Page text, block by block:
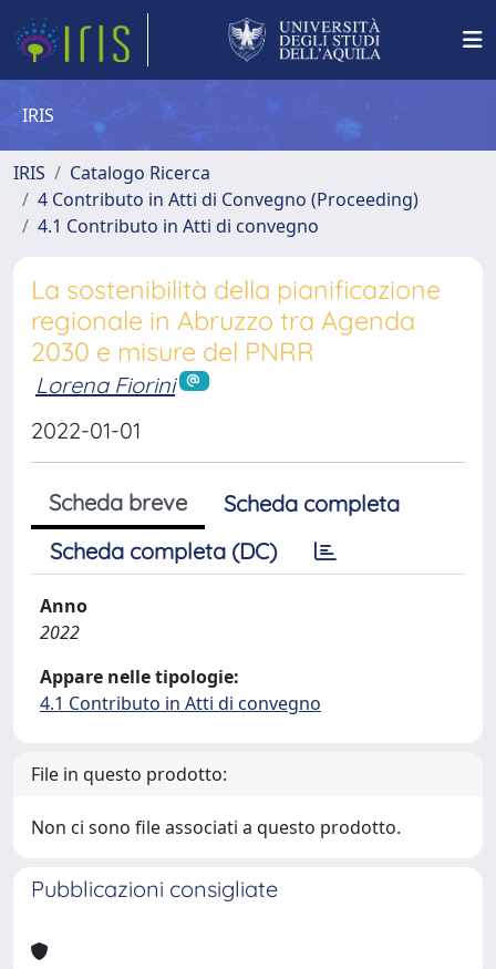
IRIS
IRIS
Catalogo Ricerca
4 Contributo in Atti di Convegno (Proceeding)
4.1 Contributo in Atti di convegno
La sostenibilità della pianificazione
regionale in Abruzzo tra Agenda
2030 e misure del PNRR
Lorena Fiorini
2022-01-01
Scheda breve
Scheda completa
Scheda completa (DC)
Anno
2022
Appare nelle tipologie:
4.1 Contributo in Atti di convegno
File in questo prodotto:
Non ci sono file associati a questo prodotto.
Pubblicazioni consigliate